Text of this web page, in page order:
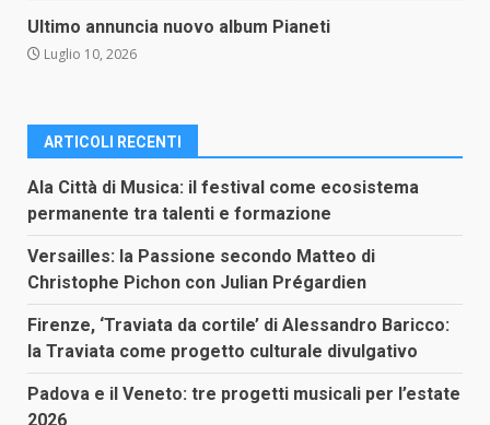
Ultimo annuncia nuovo album Pianeti
Luglio 10, 2026
ARTICOLI RECENTI
Ala Città di Musica: il festival come ecosistema
permanente tra talenti e formazione
Versailles: la Passione secondo Matteo di
Christophe Pichon con Julian Prégardien
Firenze, ‘Traviata da cortile’ di Alessandro Baricco:
la Traviata come progetto culturale divulgativo
Padova e il Veneto: tre progetti musicali per l’estate
2026